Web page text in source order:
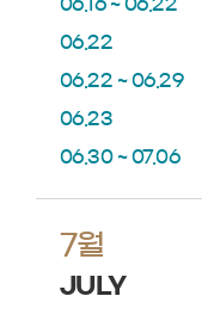
06.22
06.22 ~ 06.29
06.23
06.30 ~ 07.06
7월
JULY